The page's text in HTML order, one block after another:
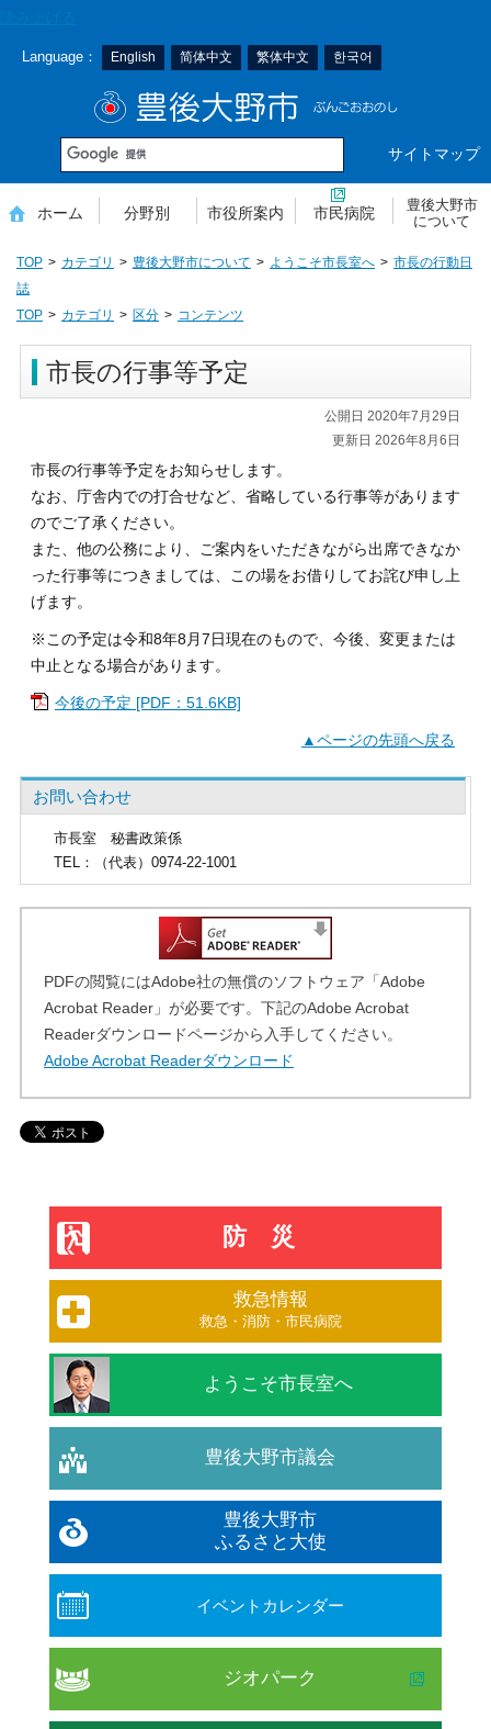
Language： English 简体中文 繁体中文 한국어
サイトマップ
ホーム 分野別 市役所案内 市民病院
豊後大野市
について
TOP カテゴリ 豊後大野市について ようこそ市長室へ
市長の行動日
誌
TOP
カテゴリ 区分 コンテンツ
市長の行事等予定
公開日 2020年7月29日
更新日 2026年8月6日
市長の行事等予定をお知らせします。
なお、庁舎内での打合せなど、省略している行事等があります
のでご了承ください。
また、他の公務により、ご案内をいただきながら出席できなか
った行事等につきましては、この場をお借りしてお詫び申し上
げます。
※この予定は令和8年8月7日現在のもので、今後、変更または
中止となる場合があります。
今後の予定 [PDF：51.6KB]
▲ページの先頭へ戻る
お問い合わせ
市長室
秘書政策係
TEL ：（代表）0974-22-1001
PDFの閲覧にはAdobe社の無償のソフトウェア「Adobe
Acrobat Reader」が必要です。下記のAdobe Acrobat
Readerダウンロードページから入手してください。
Adobe Acrobat Readerダウンロード
防災
救急情報
救急・消防・市民病院
ようこそ市長室へ
豊後大野市議会
豊後大野市
ふるさと大使
イベントカレンダー
ジオパーク